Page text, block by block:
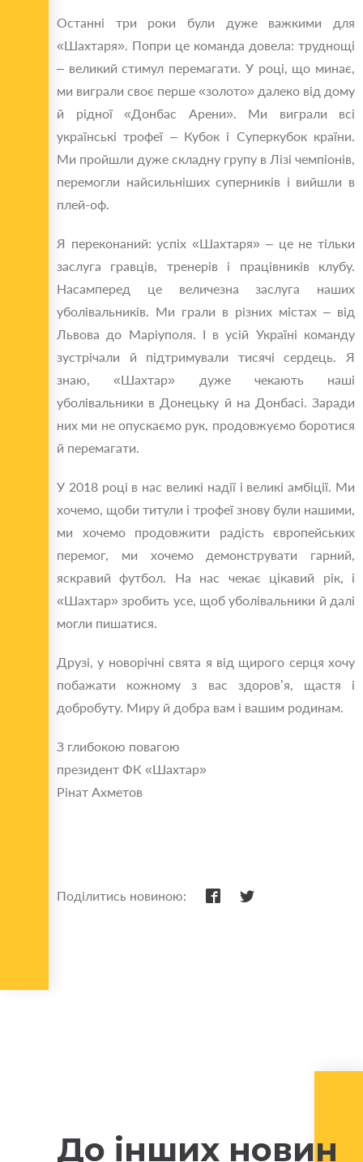
Останні три роки були дуже важкими для
«Шахтаря». Попри це команда довела: труднощі
– великий стимул перемагати. У році, що минає,
ми виграли своє перше «золото» далеко від дому
й рідної «Донбас Арени». Ми виграли всі
українські трофеї – Кубок і Суперкубок країни.
Ми пройшли дуже складну групу в Лізі чемпіонів,
перемогли найсильніших суперників і вийшли в
плей-оф.
Я переконаний: успіх «Шахтаря» – це не тільки
заслуга гравців, тренерів і працівників клубу.
Насамперед це величезна заслуга наших
уболівальників. Ми грали в різних містах – від
Львова до Маріуполя. І в усій Україні команду
зустрічали й підтримували тисячі сердець. Я
знаю, «Шахтар» дуже чекають наші
уболівальники в Донецьку й на Донбасі. Заради
них ми не опускаємо рук, продовжуємо боротися
й перемагати.
У 2018 році в нас великі надії і великі амбіції. Ми
хочемо, щоби титули і трофеї знову були нашими,
ми хочемо продовжити радість європейських
перемог, ми хочемо демонструвати гарний,
яскравий футбол. На нас чекає цікавий рік, і
«Шахтар» зробить усе, щоб уболівальники й далі
могли пишатися.
Друзі, у новорічні свята я від щирого серця хочу
побажати кожному з вас здоров’я, щастя і
добробуту. Миру й добра вам і вашим родинам.
З глибокою повагою
президент ФК «Шахтар»
Рінат Ахметов
Поділитись новиною:
До інших новин